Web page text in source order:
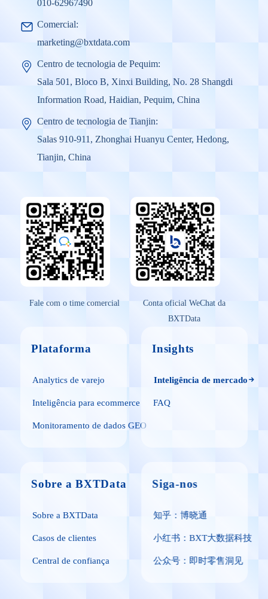
010-62967490
Comercial:
marketing@bxtdata.com
Centro de tecnologia de Pequim:
Sala 501, Bloco B, Xinxi Building, No. 28 Shangdi
Information Road, Haidian, Pequim, China
Centro de tecnologia de Tianjin:
Salas 910-911, Zhonghai Huanyu Center, Hedong,
Tianjin, China
Fale com o time comercial
Conta oficial WeChat da
BXTData
Plataforma
Analytics de varejo
Inteligência para ecommerce
Monitoramento de dados GEO
Insights
Inteligência de mercado
FAQ
Sobre a BXTData
Sobre a BXTData
Casos de clientes
Central de confiança
Siga-nos
知乎：博晓通
小红书：BXT大数据科技
公众号：即时零售洞见